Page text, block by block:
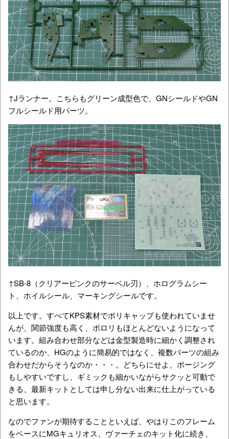
↑Jランナー。こちらもグリーン成型色で、GNシールドやGN
フルシールド用パーツ。
↑SB-8（クリアーピンクのサーベル刃）、ホログラムシー
ト、ホイルシール、マーキングシールです。
以上です。すべてKPS素材でポリキャップも使われていませ
んが、関節強度も高く、ポロリもほとんどないようになって
います。組み合わせ部分などは金型製造時に細かく調整され
ているのか、HGのように簡易的ではなく、複数パーツの組み
合わせだからそうなのか・・・。どちらにせよ、ポージング
もしやすいですし、ギミックも細かいながらサクッと可動で
きる、最新キットとしては申し分ない出来に仕上がっている
と思います。
なのでファンが期待することといえば、やはりこのフレーム
をベースにMGキュリオス、ヴァーチェのキット化に続き、